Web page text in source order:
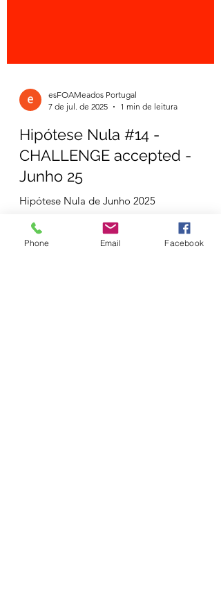
esFOAMeados Portugal
Hipótese Nula #14 -
CHALLENGE accepted -
Junho 25
Phone Email Facebook